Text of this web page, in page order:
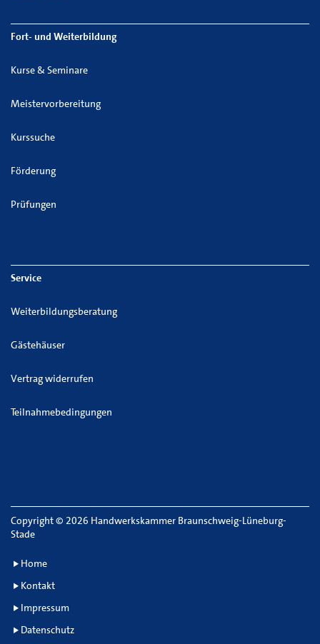
Fort- und Weiterbildung
Kurse & Seminare
Meistervorbereitung
Kurssuche
Förderung
Prüfungen
Service
Weiterbildungsberatung
Gästehäuser
Vertrag widerrufen
Teilnahmebedingungen
Copyright© 2026 Handwerkskammer Braunschweig-Lüneburg-
Stade
Home
Kontakt
Impressum
Datenschutz